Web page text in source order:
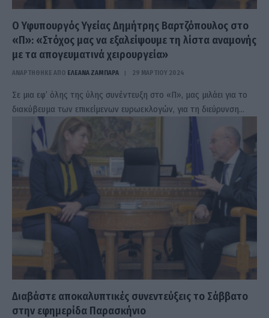
Ο Υφυπουργός Υγείας Δημήτρης Βαρτζόπουλος στο
«Π»: «Στόχος μας να εξαλείψουμε τη λίστα αναμονής
με τα απογευματινά χειρουργεία»
ΑΝΑΡΤΗΘΗΚΕ ΑΠΟ ΕΛΕΑΝΑ ΖΑΜΠΑΡΑ 29 ΜΑΡΤΊΟΥ 2024
Σε μια εφ’ όλης της ύλης συνέντευξη στο «Π», μας μιλάει για το
διακύβευμα των επικείμενων ευρωεκλογών, για τη διεύρυνση…
Διαβάστε αποκαλυπτικές συνεντεύξεις το Σάββατο
στην εφημερίδα Παρασκήνιο